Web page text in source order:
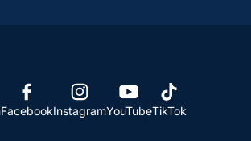
FacebookInstagramYouTubeTikTok